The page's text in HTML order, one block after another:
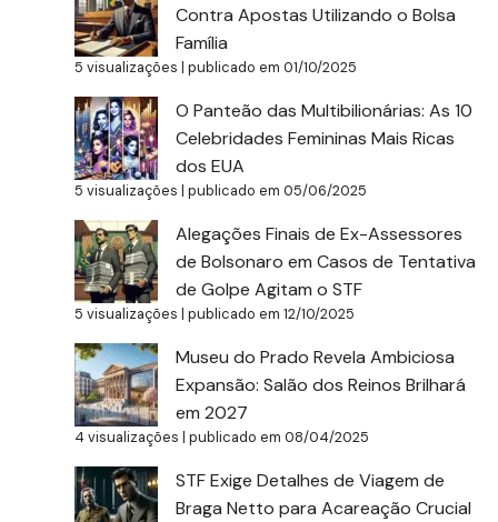
Contra Apostas Utilizando o Bolsa
Família
5 visualizações |publicado em 01/10/2025
O Panteão das Multibilionárias: As 10
Celebridades Femininas Mais Ricas
dos EUA
5 visualizações |publicado em 05/06/2025
Alegações Finais de Ex-Assessores
de Bolsonaro em Casos de Tentativa
de Golpe Agitam o STF
5 visualizações |publicado em 12/10/2025
Museu do Prado Revela Ambiciosa
Expansão: Salão dos Reinos Brilhará
em 2027
4 visualizações |publicado em 08/04/2025
STF Exige Detalhes de Viagem de
Braga Netto para Acareação Crucial